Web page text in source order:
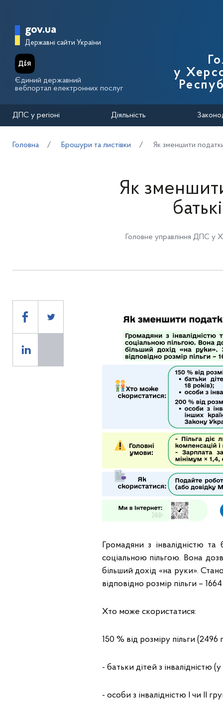
Головна сторінка Державної
gov.ua
Державні сайти України
Єдиний державний
вебпортал електронних послуг
у
ДПС у регіоні Діяльність
Головна Брошури та листівки Як зменшити
Як
Головне управління ДПС у
Громадяни з інвалідністю
соціальною пільгою. Вона
більший дохід «на руки».
відповідно розмір пільги –
Хто може скористатися:
150 % від розміру пільги (2496
- батьки дітей з інвалідністю
- особи з інвалідністю I чи II